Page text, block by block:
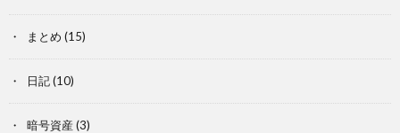
まとめ (15)
日記(10)
暗号資産 (3)